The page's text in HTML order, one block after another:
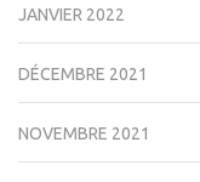
JANVIER 2022
DÉCEMBRE 2021
NOVEMBRE 2021